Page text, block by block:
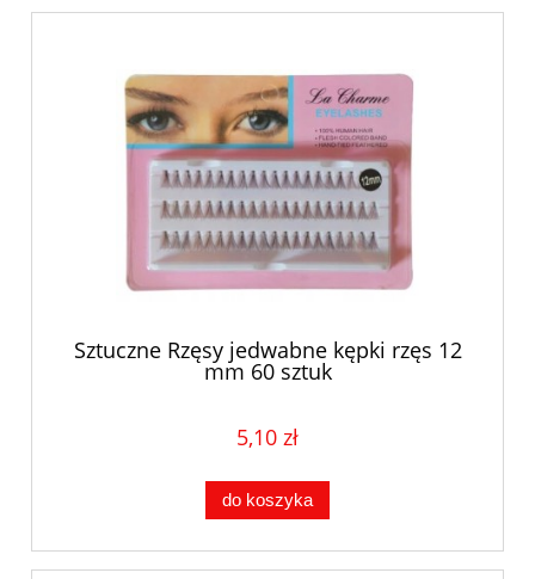
Sztuczne Rzęsy jedwabne kępki rzęs 12
mm 60 sztuk
5,10 zł
do koszyka